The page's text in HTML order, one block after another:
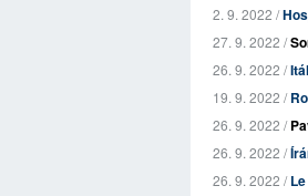
2. 9. 2022 /
27. 9. 2022 /
26. 9. 2022 /
19. 9. 2022 /
26. 9. 2022 /
26. 9. 2022 /
26. 9. 2022 /